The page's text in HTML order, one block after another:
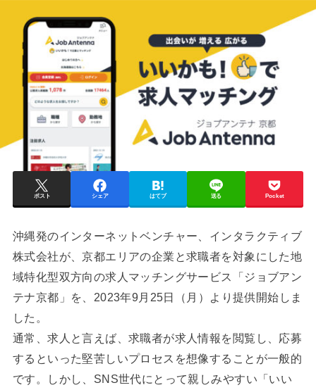
ポスト シェア はてブ 送る Pocket
沖縄発のインターネットベンチャー、インタラクティブ
株式会社が、京都エリアの企業と求職者を対象にした地
域特化型双方向の求人マッチングサービス「ジョブアン
テナ京都」を、2023年9月25日（月）より提供開始しま
した。
通常、求人と言えば、求職者が求人情報を閲覧し、応募
するといった堅苦しいプロセスを想像することが一般的
です。しかし、SNS世代にとって親しみやすい「いい